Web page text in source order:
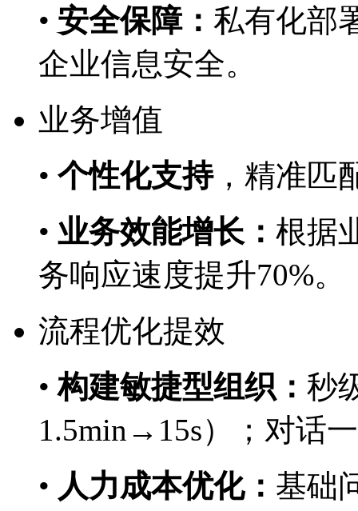
• 安全保障： 私有化部署
企业信息安全。
业务增值
• 个性化支持，精准
• 业务效能增长： 根据
务响应速度提升70%。
流程优化提效
•构建敏捷型组织： 秒
1.5min→15s）；对话
• 人力成本优化： 基础